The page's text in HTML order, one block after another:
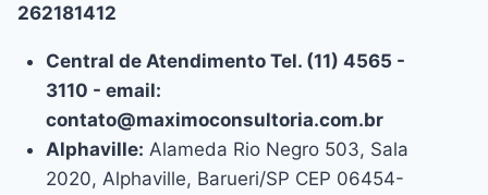
262181412
Central de Atendimento Tel. (11) 4565 -
3110 - email:
contato@maximoconsultoria.com.br
Alphaville: Alameda Rio Negro 503, Sala
2020, Alphaville, Barueri/SP CEP 06454-